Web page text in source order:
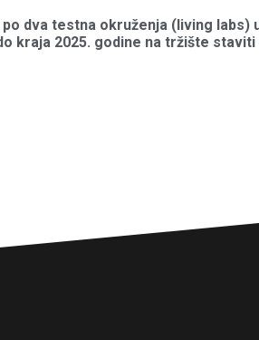
dva testna okruženja (living labs)
kraja 2025. godine na tržište